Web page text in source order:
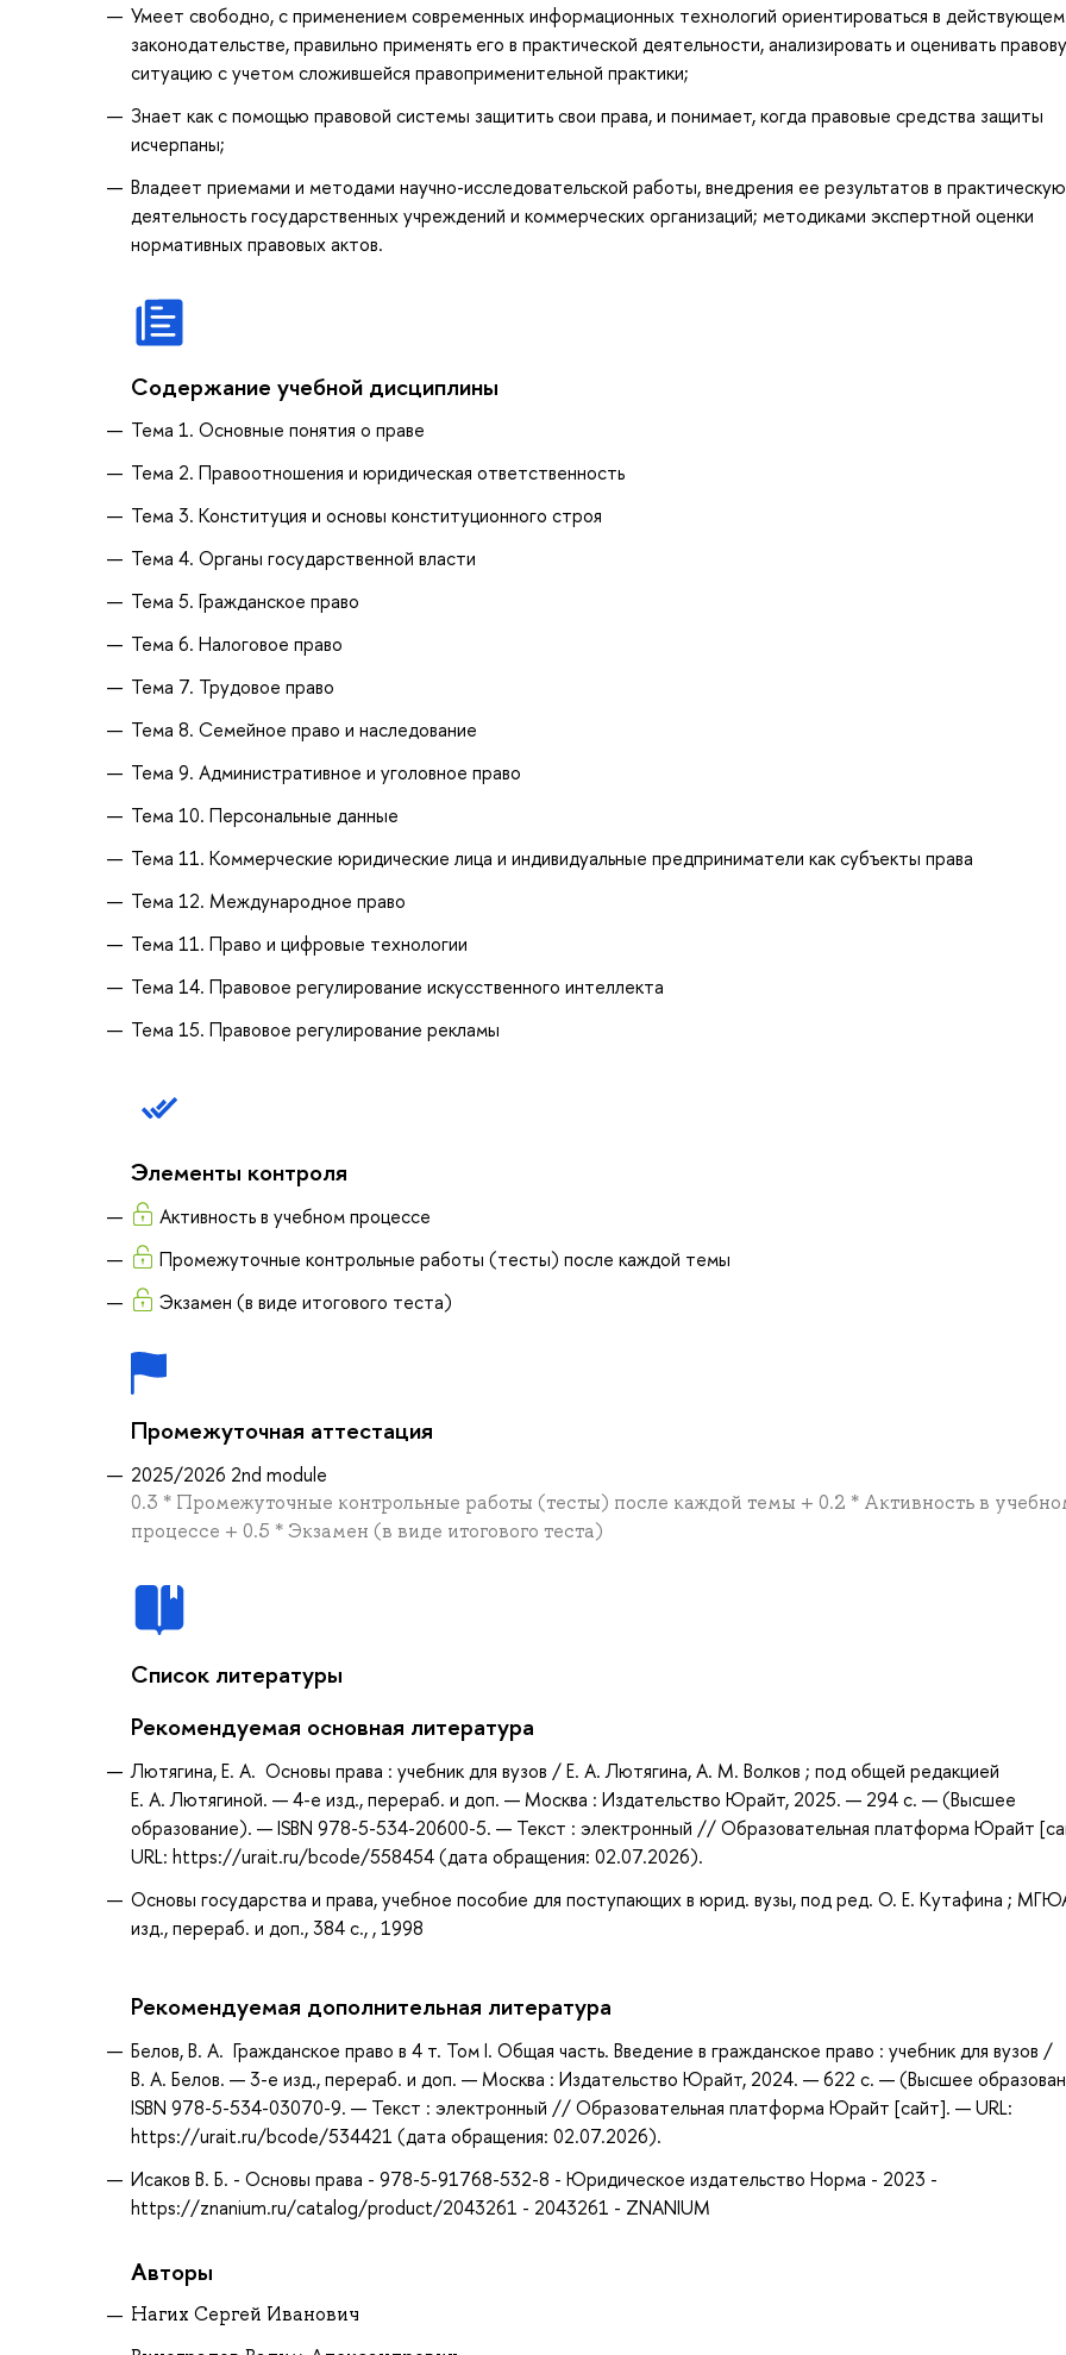
Умеет свободно, с применением современных информационных технологий ориентироваться в действующем
законодательстве, правильно применять его в практической деятельности, анализировать и оценивать
ситуацию с учетом сложившейся правоприменительной практики;
Знает как с помощью правовой системы защитить свои права, и понимает, когда правовые средства защиты
исчерпаны;
Владеет приемами и методами научно-исследовательской работы, внедрения ее результатов в практическую
деятельность государственных учреждений и коммерческих организаций; методиками экспертной оценки
нормативных правовых актов.
Содержание учебной дисциплины
Тема 1. Основные понятия о праве
Тема 2. Правоотношения и юридическая ответственность
Тема 3. Конституция и основы конституционного строя
Тема 4. Органы государственной власти
Тема 5. Гражданское право
Тема 6. Налоговое право
Тема 7. Трудовое право
Тема 8. Семейное право и наследование
Тема 9. Административное и уголовное право
Тема 10. Персональные данные
Тема 11. Коммерческие юридические лица и индивидуальные предприниматели как субъекты права
Тема 12. Международное право
Тема 11. Право и цифровые технологии
Тема 14. Правовое регулирование искусственного интеллекта
Тема 15. Правовое регулирование рекламы
Элементы контроля
Активность в учебном процессе
Промежуточные контрольные работы (тесты) после каждой темы
Экзамен (в виде итогового теста)
Промежуточная аттестация
2025/2026 2nd module
0.3 * Промежуточные контрольные работы (тесты) после каждой темы + 0.2 * Активность в
процессе + 0.5 * Экзамен (в виде итогового теста)
Список литературы
Рекомендуемая основная литература
Лютягина, Е. А. Основы права : учебник для вузов / Е. А. Лютягина, А. М. Волков ; под общей редакцией
Е. А. Лютягиной. — 4-е изд., перераб. и доп. — Москва : Издательство Юрайт, 2025. — 294 с. — (Высшее
образование). — ISBN 978-5-534-20600-5. — Текст : электронный // Образовательная платформа Юрайт
URL: https://urait.ru/bcode/558454 (дата обращения: 02.07.2026).
Основы государства и права, учебное пособие для поступающих в юрид. вузы, под ред. О. Е. Кутафина ;
изд., перераб. и доп., 384 с., , 1998
Рекомендуемая дополнительная литература
Белов, В. А. Гражданское право в 4 т. Том I. Общая часть. Введение в гражданское право : учебник для вузов /
В. А. Белов. — 3-е изд., перераб. и доп. — Москва : Издательство Юрайт, 2024. — 622 с. — (Высшее
ISBN 978-5-534-03070-9. — Текст : электронный // Образовательная платформа Юрайт [сайт]. — URL:
https://urait.ru/bcode/534421 (дата обращения: 02.07.2026).
Исаков В. Б. - Основы права - 978-5-91768-532-8 - Юридическое издательство Норма - 2023 -
https://znanium.ru/catalog/product/2043261 - 2043261 - ZNANIUM
Авторы
Нагих Сергей Иванович